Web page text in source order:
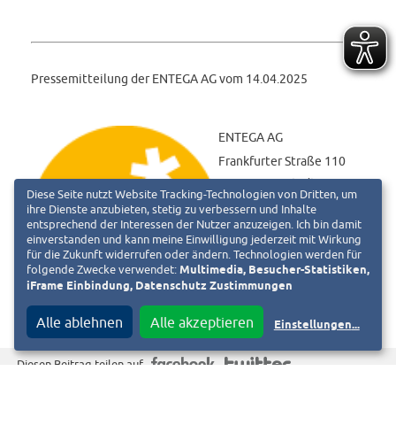
Pressemitteilung der ENTEGA AG vom 14.04.2025
ENTEGA AG
Frankfurter Straße 110
64293 Darmstadt
Telefon 06151 701-0
info@entega.ag
Diesen Beitrag teilen auf f T
Diese Seite nutzt Website Tracking-Technologien von Dritten, um
ihre Dienste anzubieten, stetig zu verbessern und Inhalte
entsprechend der Interessen der Nutzer anzuzeigen. Ich bin damit
einverstanden und kann meine Einwilligung jederzeit mit Wirkung
für die Zukunft widerrufen oder ändern. Technologien werden für
folgende Zwecke verwendet: Multimedia, Besucher-Statistiken,
iFrame Einbindung, Datenschutz Zustimmungen
Alle ablehnen Alle akzeptieren Einstellungen...